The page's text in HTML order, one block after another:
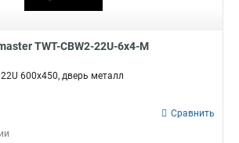
TWT-CBW2-22U-6x4-M
600x450, дверь металл
Сравнить